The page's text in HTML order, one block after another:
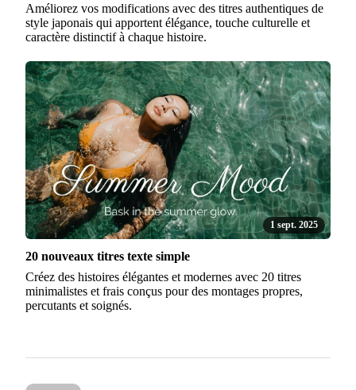
Améliorez vos modifications avec des titres authentiques de
style japonais qui apportent élégance, touche culturelle et
caractère distinctif à chaque histoire.
1 sept. 2025
20 nouveaux titres texte simple
Créez des histoires élégantes et modernes avec 20 titres
minimalistes et frais conçus pour des montages propres,
percutants et soignés.